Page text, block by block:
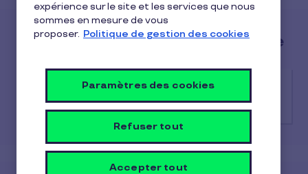
Activation & Utilisation de la carte
Que se passe-t-il si le montant de l'achat
est inférieur à la valeur du titre-restaurant ?
expérience sur le site et les services que nous
sommes en mesure de vous
proposer. Politique de gestion des cookies
Paramètres des cookies
Refuser tout
Accepter tout